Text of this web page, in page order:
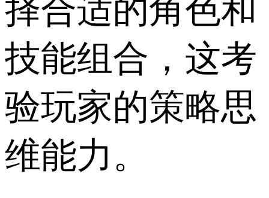
择合适的角色和
技能组合，这考
验玩家的策略思
维能力。